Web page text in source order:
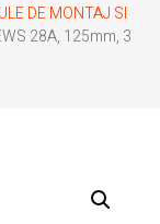
DE MONTAJ SI
28A, 125mm, 3